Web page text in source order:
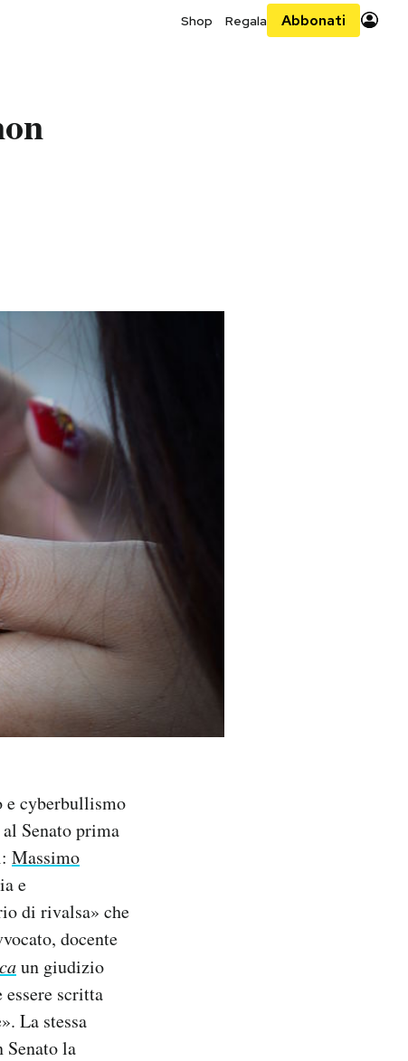
Shop Regala Abbonati
e cyberbullismo
Senato prima
Massimo
e
di rivalsa» che
docente
un giudizio
scritta
La stessa
Senato la